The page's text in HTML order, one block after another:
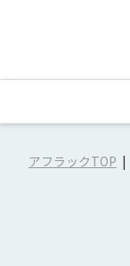
アフラックTOP